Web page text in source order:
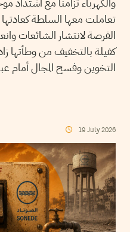
تعاملت معها السلطة كعادتها
الفرصة لانتشار الشائعات
كفيلة بالتخفيف من وطأتها
التخوين وفسح المجال أمام
19 July 2026